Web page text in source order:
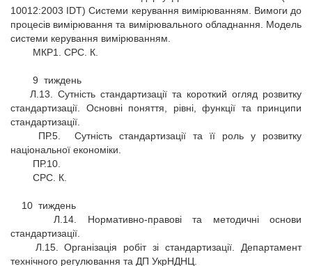
10012:2003 IDT) Системи керування вимірюванням. Вимоги до
процесів вимірювання та вимірювального обладнання. Модель
системи керування вимірюванням.
МКР1. СРС. К.
9 тиждень
Л.13. Сутність стандартизації та короткий огляд розвитку
стандартизації. Основні поняття, рівні, функції та принципи
стандартизації.
ПР.5. Сутність стандартизації та її роль у розвитку
національної економіки.
ПР.10.
СРС. К.
10 тиждень
Л.14. Нормативно-правові та методичні основи
стандартизації.
Л.15. Організація робіт зі стандартизації. Департамент
технічного регулювання та ДП УкрНДНЦ.